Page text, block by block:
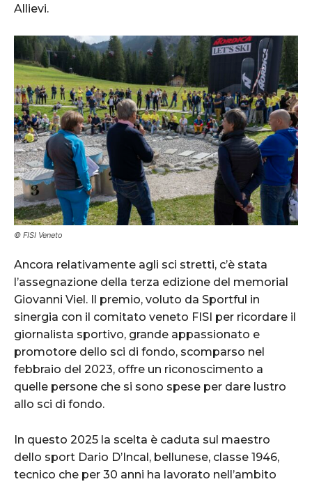
Allievi.
© FISI Veneto
Ancora relativamente agli sci stretti, c’è stata
l’assegnazione della terza edizione del memorial
Giovanni Viel. Il premio, voluto da Sportful in
sinergia con il comitato veneto FISI per ricordare il
giornalista sportivo, grande appassionato e
promotore dello sci di fondo, scomparso nel
febbraio del 2023, offre un riconoscimento a
quelle persone che si sono spese per dare lustro
allo sci di fondo.
In questo 2025 la scelta è caduta sul maestro
dello sport Dario D’Incal, bellunese, classe 1946,
tecnico che per 30 anni ha lavorato nell’ambito